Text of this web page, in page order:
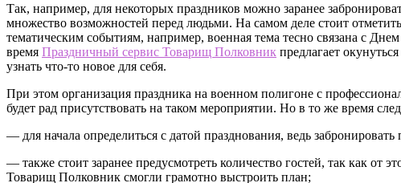
Так, например, для некоторых праздников можно заранее
множество возможностей перед людьми. На самом деле стоит
тематическим событиям, например, военная тема тесно связана с
время Праздничный сервис Товарищ Полковник предлагает
узнать что-то новое для себя.
При этом организация праздника на военном полигоне с
будет рад присутствовать на таком мероприятии. Но в то же время
— для начала определиться с датой празднования, ведь
— также стоит заранее предусмотреть количество гостей, так как от
Товарищ Полковник смогли грамотно выстроить план;